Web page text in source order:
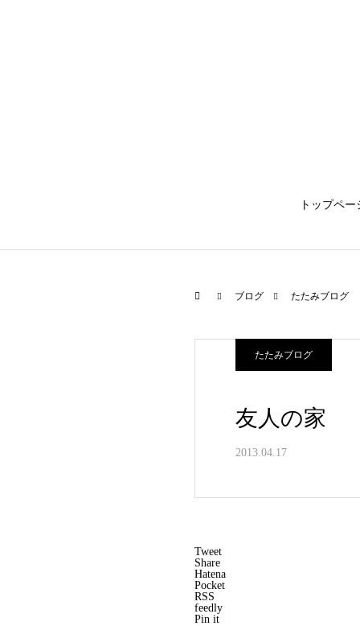
トップペー
ブログ たたみブログ
たたみブログ
友人の家
2013.04.17
Tweet
Share
Hatena
Pocket
RSS
feedly
Pin it